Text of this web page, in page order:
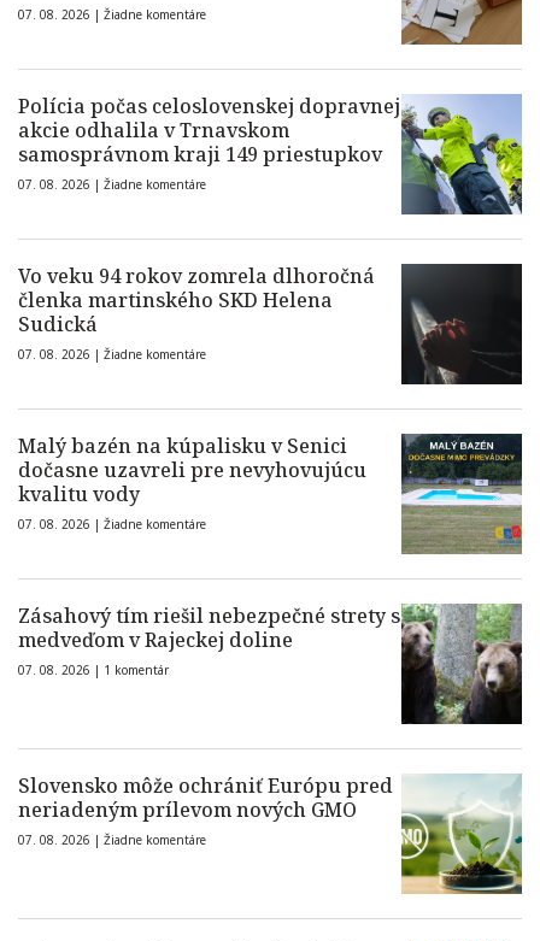
07. 08. 2026 | Žiadne komentáre
Polícia počas celoslovenskej dopravnej
akcie odhalila v Trnavskom
samosprávnom kraji 149 priestupkov
07. 08. 2026 | Žiadne komentáre
Vo veku 94 rokov zomrela dlhoročná
členka martinského SKD Helena
Sudická
07. 08. 2026 | Žiadne komentáre
Malý bazén na kúpalisku v Senici
dočasne uzavreli pre nevyhovujúcu
kvalitu vody
07. 08. 2026 | Žiadne komentáre
Zásahový tím riešil nebezpečné strety s
medveďom v Rajeckej doline
07. 08. 2026 | 1 komentár
Slovensko môže ochrániť Európu pred
neriadeným prílevom nových GMO
07. 08. 2026 | Žiadne komentáre